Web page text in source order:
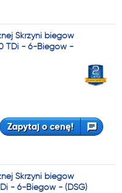
Skrzyni biegów
TDi - 6-Biegów -
Zapytaj o cenę!
Skrzyni biegów
- 6-Biegów - (DSG)